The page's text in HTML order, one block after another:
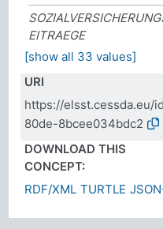
EITRAEGE
[show all 33 values]
URI
https://elsst.cessda.eu/
80de-8bcee034bdc2
DOWNLOAD THIS
CONCEPT:
RDF/XML TURTLE